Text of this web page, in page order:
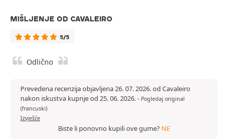
MIŠLJENJE OD CAVALEIRO
5/5
Odlično
Prevedena recenzija objavljena 26. 07. 2026. od Cavaleiro
nakon iskustva kupnje od 25. 06. 2026.- Pogledaj original
(francuski)
Izvješće
Biste li ponovno kupili ove gume? NE